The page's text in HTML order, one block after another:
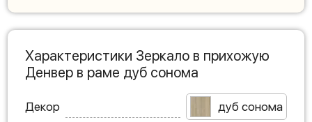
Характеристики Зеркало в прихожую
Денвер в раме дуб сонома
Декор дуб сонома